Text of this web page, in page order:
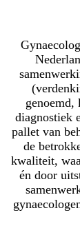
genoemd,
diagnostiek
pallet van
de
kwaliteit,
én door